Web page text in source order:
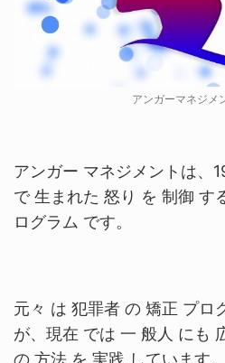
アンガーマネジメ
アンガー マネジメントは、
で 生まれた 怒り を 制御 す
ログラム です。
元々 は 犯罪者 の 矯正 プロ
が、現在 では 一 般人 にも
の 方法 を 実践 しています。